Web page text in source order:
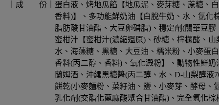
｜成 份｜蛋白液、烤地瓜餡【地瓜泥、麥芽糖、蔗糖、
香料)】、多功能鮮奶油【白脫牛奶、水、氫化棕櫚仁
脂肪酸甘油酯、大豆卵磷脂)、穩定劑(關華豆膠、刺槐
蜜柑汁【蜜柑汁(濃縮還原)、砂糖、檸檬酸、山梨醇、
水、海藻糖、黑糖、大豆油、糯米粉、小麥蛋白、D-
香料(丙二醇、香料)、氧化澱粉】、動物性鮮奶油【乳
蘭姆酒、沖繩黑糖醬(丙二醇、水、D-山梨醇液70%、
餅乾(小麥麵粉、菜籽油、鹽、小麥芽、酵母、氫氧化
乳化劑(交酯化蓖麻酸聚合甘油酯)、完全氫化棕櫚仁油